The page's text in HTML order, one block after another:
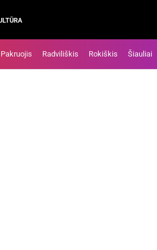
Pakruojis Radviliškis Rokiškis Šiauliai